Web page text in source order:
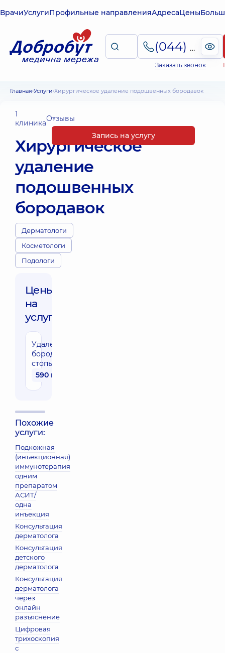
ВрачиУслугиПрофильные направленияАдресаЦены
(044) 495-2-888
Заказать звонок
Главная Услуги Хирургическое удаление подошвенных бородавок
1
клиникаОтзывы
Хирургическое
удаление
подошвенных
бородавок
Дерматологи
Косметологи
Подологи
Цены
на
услуги:
Удаление
бородавки
стопы
590 грн
Похожие
услуги:
Подкожная
(инъекционная)
иммунотерапия
одним
препаратом
АСИТ/
одна
инъекция
Консультация
дерматолога
Консультация
детского
дерматолога
Консультация
дерматолога
через
онлайн
разъяснение
Цифровая
трихоскопия
с
Запись на услугу